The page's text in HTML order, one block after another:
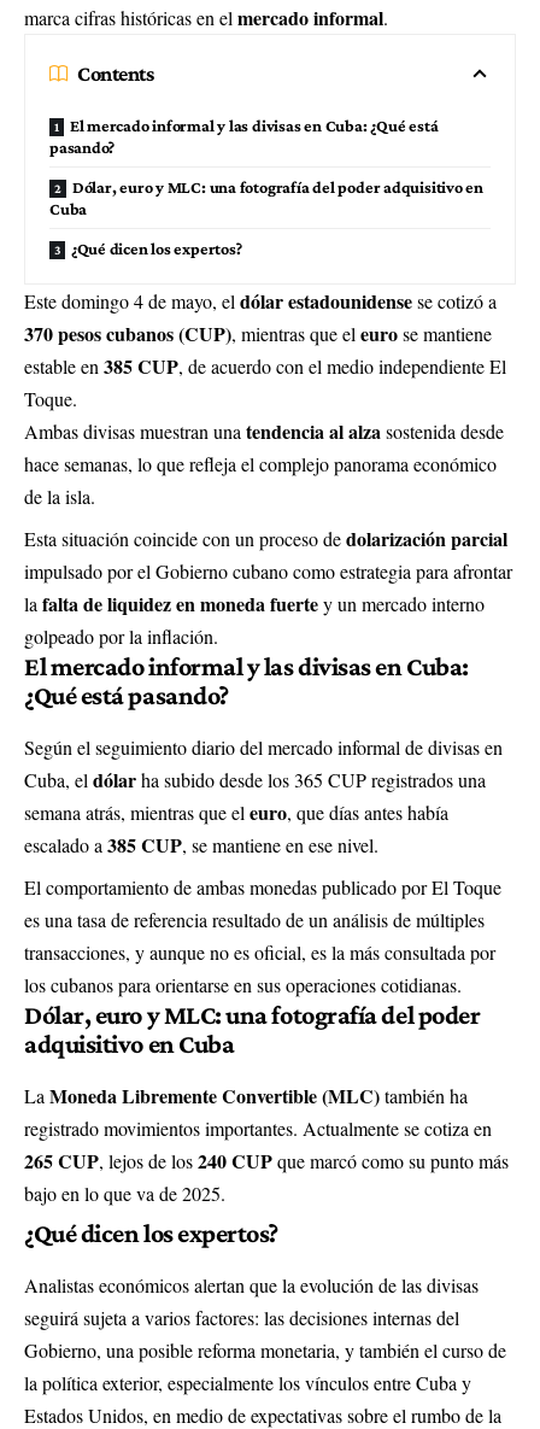
marca cifras históricas en el mercado informal.
Contents
El mercado informal y las divisas en Cuba: ¿Qué está
pasando?
Dólar, euro y MLC: una fotografía del poder adquisitivo en
Cuba
¿Qué dicen los expertos?
Este domingo 4 de mayo, el dólar estadounidensese cotizó a
370 pesos cubanos (CUP), mientras que el eurose mantiene
estable en 385 CUP, de acuerdo con el medio independienteEl
Toque.
Ambas divisas muestran una tendencia al alza sostenida desde
hace semanas, lo que refleja el complejo panorama económico
de la isla.
Esta situación coincide con un proceso dedolarización parcial
impulsado por el Gobierno cubano como estrategia para afrontar
la falta de liquidez en moneda fuertey un mercado interno
golpeado por la inflación.
El mercado informal y las divisas en Cuba:
¿Qué está pasando?
Según el seguimiento diario del mercado informal de divisas en
Cuba, el dólarha subido desde los 365 CUP registrados una
semana atrás, mientras que el euro, que días antes había
escalado a 385 CUP, se mantiene en ese nivel.
El comportamiento de ambas monedas publicado por El Toque
es una tasa de referencia resultado de un análisis de múltiples
transacciones, y aunque no es oficial, es la más consultada por
los cubanos para orientarse en sus operaciones cotidianas.
Dólar, euro y MLC: una fotografía del poder
adquisitivo en Cuba
La Moneda Libremente Convertible (MLC)también ha
registrado movimientos importantes. Actualmente se cotiza en
265 CUP, lejos de los240 CUPque marcó como su punto más
bajo en lo que va de 2025.
¿Qué dicen los expertos?
Analistas económicos alertan que la evolución de las divisas
seguirá sujeta a varios factores: las decisiones internas del
Gobierno, una posible reforma monetaria, y también el curso de
la política exterior, especialmente los vínculos entre Cuba y
Estados Unidos, en medio de expectativas sobre el rumbo de la